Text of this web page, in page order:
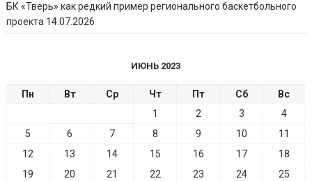
БК «Тверь» как редкий пример регионального баскетбольного
проекта 14.07.2026
ИЮНЬ 2023
Пн Вт Ср Чт Пт Сб
Вс
1
2 3
4
5
6 7 8 9 10
11
12
13 14 15 16 17
18
19
20 21 22 23 24
25